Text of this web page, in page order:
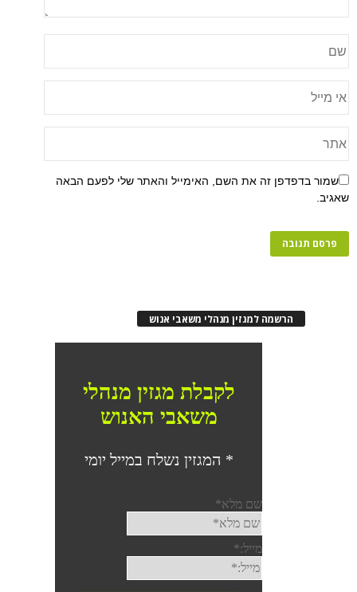
שמור בדפדפן זה את השם, האימייל והאתר שלי לפעם הבאה
שאגיב.
הרשמה למגזין מנהלי משאבי אנוש